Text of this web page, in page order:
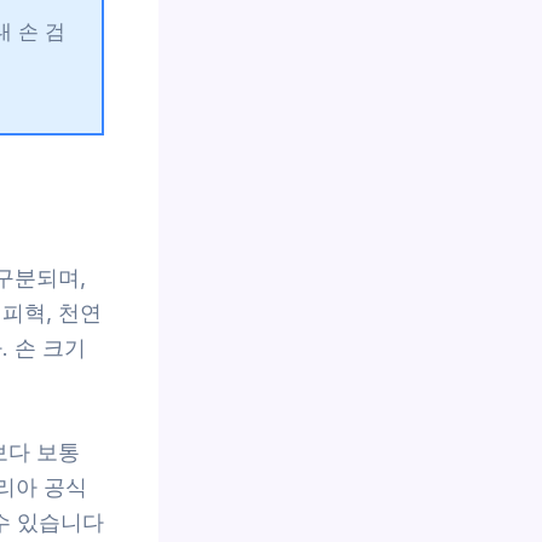
손 검
분되며,
혁, 천연
손 크기
다 보통
아 공식
있습니다